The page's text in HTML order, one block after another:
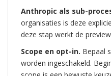
Anthropic als sub-
organisaties is deze
deze stap werkt de
Scope en opt-in. Bepaal
worden ingeschakeld.